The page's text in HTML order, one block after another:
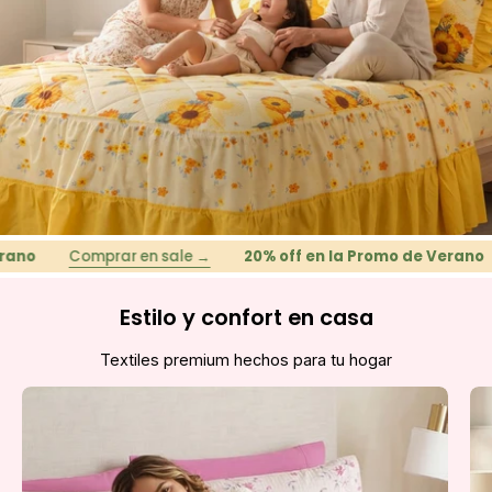
Comprar en sale → 20% off en la Promo de Verano
Estilo y confort en casa
Textiles premium hechos para tu hogar